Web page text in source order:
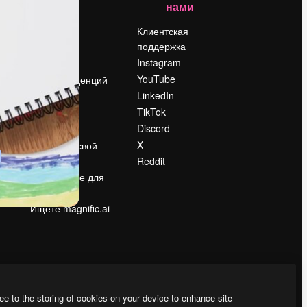
Поиск тенденций
Блог
События
Slidesgo
Продайте свой
контент
Помещение для
прессы
Ищете magnific.ai
нами
Клиентская
поддержка
Instagram
YouTube
LinkedIn
TikTok
Discord
X
Reddit
to the storing of cookies on your device to enhance site